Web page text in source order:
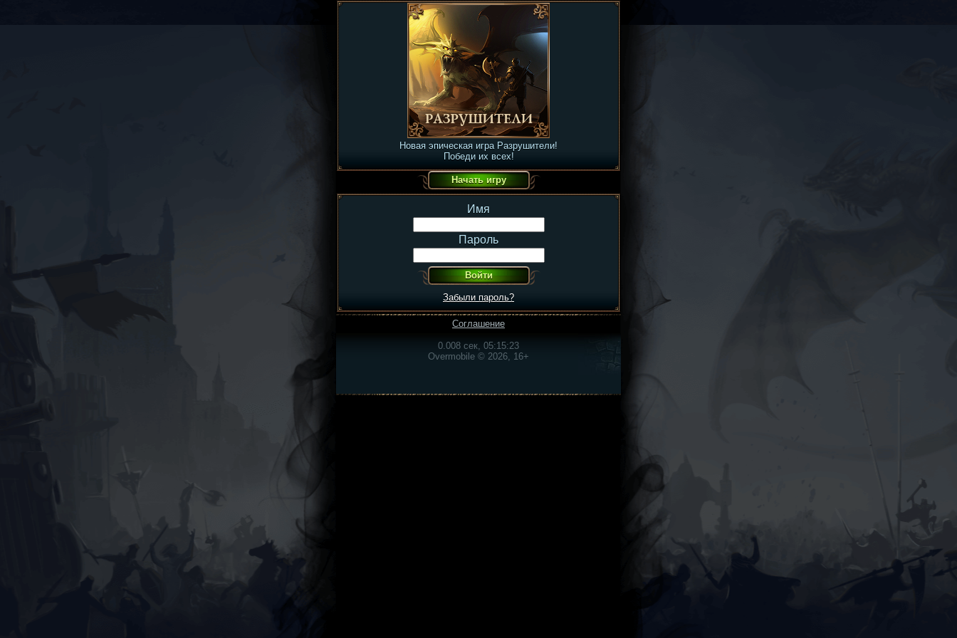
Новая эпическая игра Разрушители!
Победи их всех!
Имя
Пароль
Забыли пароль?
Соглашение
0.008 сек, 05:15:23
Overmobile © 2026, 16+